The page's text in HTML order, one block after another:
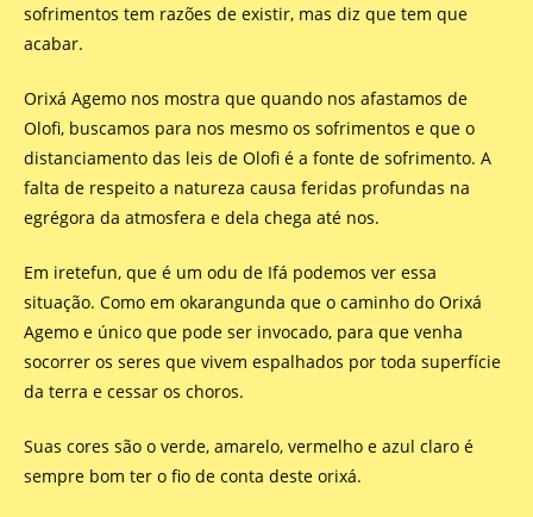
sofrimentos tem razões de existir, mas diz que tem que
acabar.
Orixá Agemo nos mostra que quando nos afastamos de
Olofi, buscamos para nos mesmo os sofrimentos e que o
distanciamento das leis de Olofi é a fonte de sofrimento. A
falta de respeito a natureza causa feridas profundas na
egrégora da atmosfera e dela chega até nos.
Em iretefun, que é um odu de Ifá podemos ver essa
situação. Como em okarangunda que o caminho do Orixá
Agemo e único que pode ser invocado, para que venha
socorrer os seres que vivem espalhados por toda superfície
da terra e cessar os choros.
Suas cores são o verde, amarelo, vermelho e azul claro é
sempre bom ter o fio de conta deste orixá.